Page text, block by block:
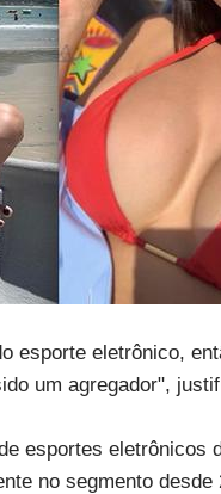
esporte eletrônico,
um agregador",
esportes eletrônicos
no segmento